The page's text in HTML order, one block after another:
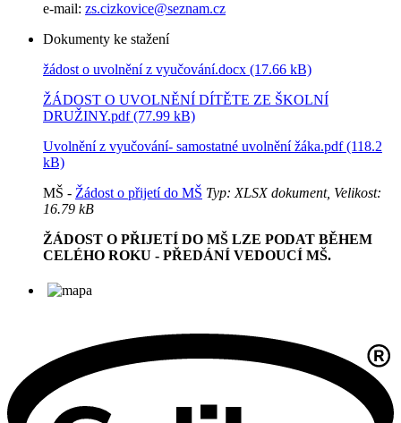
e-mail: zs.cizkovice@seznam.cz
Dokumenty ke stažení
žádost o uvolnění z vyučování.docx (17.66 kB)
ŽÁDOST O UVOLNĚNÍ DÍTĚTE ZE ŠKOLNÍ
DRUŽINY.pdf (77.99 kB)
Uvolnění z vyučování- samostatné uvolnění žáka.pdf (118.2
kB)
MŠ - Žádost o přijetí do MŠ Typ: XLSX dokument, Velikost:
16.79 kB
ŽÁDOST O PŘIJETÍ DO MŠ LZE PODAT BĚHEM
CELÉHO ROKU - PŘEDÁNÍ VEDOUCÍ MŠ.